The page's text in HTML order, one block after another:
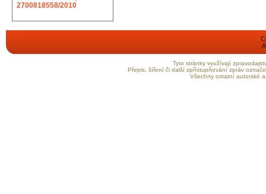
2700818558/2010
Tyto stránky využívají
Přepis, šíření či další zpřístupňování zpráv
Všechny ostatní autorské